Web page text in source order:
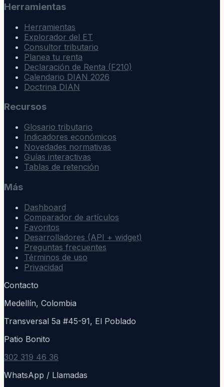
Herramientas
Herramientas
Explorador del ET
Consultor tributario
Planea tu renta
Declaración de Renta (F210)
Calendario DIAN 2026
Doctrina DIAN
Recursos
Glosario tributario
Indicadores económicos
Novedades normativas
Guías interactivas
Tablas de retención
Más
Dashboard
Comparador de artículos
Favoritos
Desarrolladores (API + widget)
Preguntas frecuentes
Términos de uso
Privacidad
Contacto
Medellín, Colombia
Transversal 5a #45-91, El Poblado
Patio Bonito
302 319 46 36
WhatsApp / Llamadas